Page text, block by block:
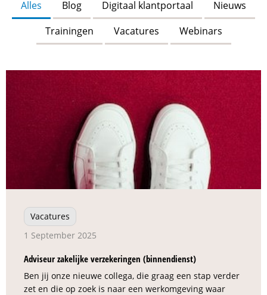
Alles Blog Digitaal klantportaal
Nieuws
Trainingen
Vacatures Webinars
Vacatures
1 September 2025
Adviseur zakelijke verzekeringen (binnendienst)
Ben jij onze nieuwe collega, die graag een stap verder
zet en die op zoek is naar een werkomgeving waar